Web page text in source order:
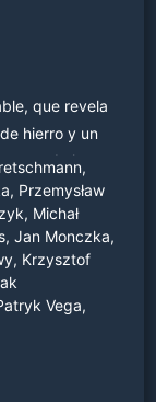
que revela
hierro y un
la
Przemysław
Michał
Jan Monczka,
Krzysztof
Vega,